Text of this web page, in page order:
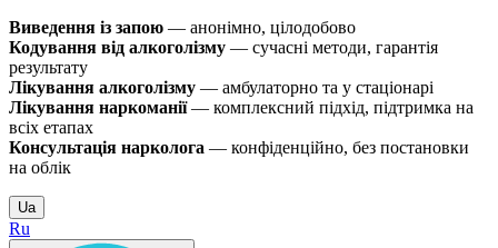
Виведення із запою — анонімно, цілодобово
Кодування від алкоголізму — сучасні методи, гарантія
результату
Лікування алкоголізму — амбулаторно та у стаціонарі
Лікування наркоманії— комплексний підхід, підтримка на
всіх етапах
Консультація нарколога — конфіденційно, без постановки
на облік
Ua
Ru